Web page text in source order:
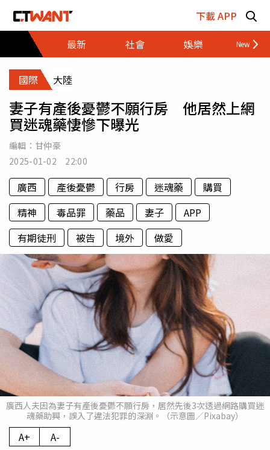
下載 APP
最新
社會 娛樂 財經
國際 大陸
妻子有產後憂鬱不願行房 他居然上網
買迷魂藥悽慘下曝光
編輯： 甘仲豪
2025-01-02 22:00
廣西 產後憂鬱 行房 迷魂藥
購買
精神
毒品罪 藥品 妻子
APP
有期徒刑
被告 境外 做愛
廣西人夫因為妻子有產後憂鬱不願行房，居然先後3次透過網路購買迷
魂藥助興，誤入了違法犯罪的深淵。（示意圖／Pixabay）
A+ A-